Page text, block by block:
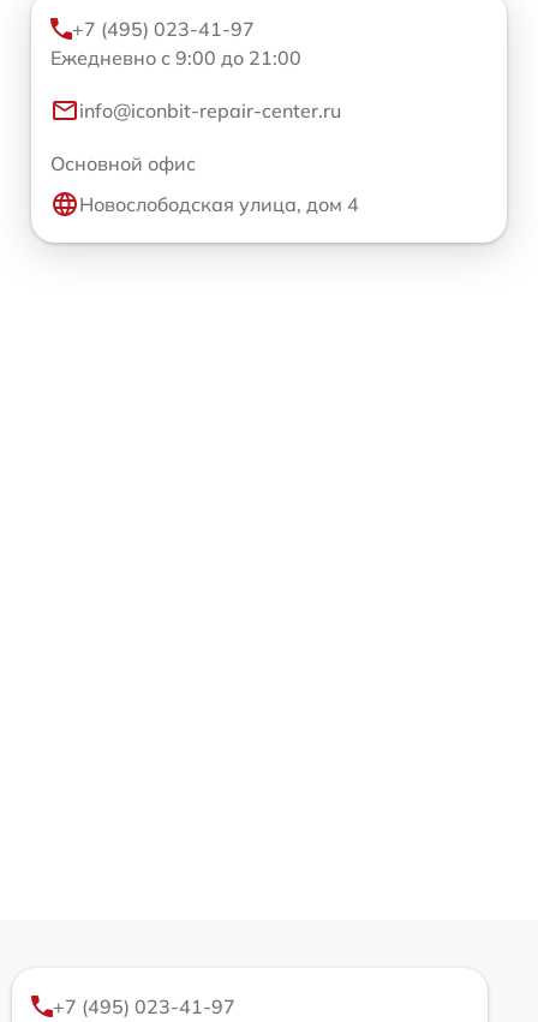
+7 (495) 023-41-97
Ежедневно с 9:00 до 21:00
info@iconbit-repair-center.ru
Основной офис
Новослободская улица, дом 4
+7 (495) 023-41-97